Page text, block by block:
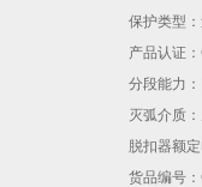
保护类型
产品认证
分段能力
灭弧介质
脱扣器额
货品编号